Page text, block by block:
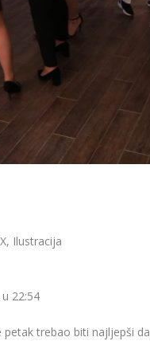
Ilustracija
22:54
petak trebao biti najljepši